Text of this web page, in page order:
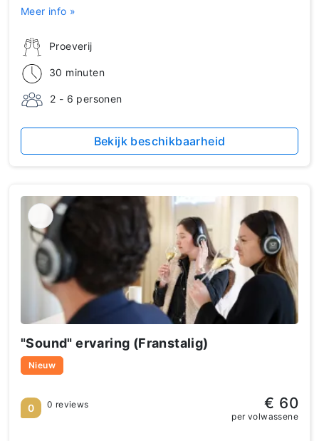
Proeverij
30 minuten
2 - 6 personen
Meer info »
Bekijk beschikbaarheid
"Sound" ervaring (Franstalig)
Nieuw
0 0 reviews € 60
per volwassene